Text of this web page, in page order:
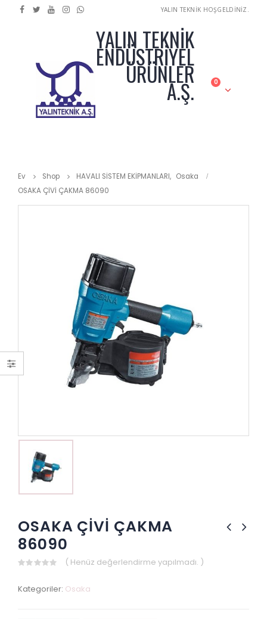
YALIN TEKNİK HOŞGELDİNİZ.
YALIN TEKNİK
ENDÜSTRİYEL
ÜRÜNLER
A.Ş. 0
Ev Shop HAVALI SİSTEM EKİPMANLARI, Osaka
OSAKA ÇİVİ ÇAKMA 86090
OSAKA ÇİVİ ÇAKMA
86090
of
( Henüz değerlendirme yapılmadı. )
Kategoriler: Osaka